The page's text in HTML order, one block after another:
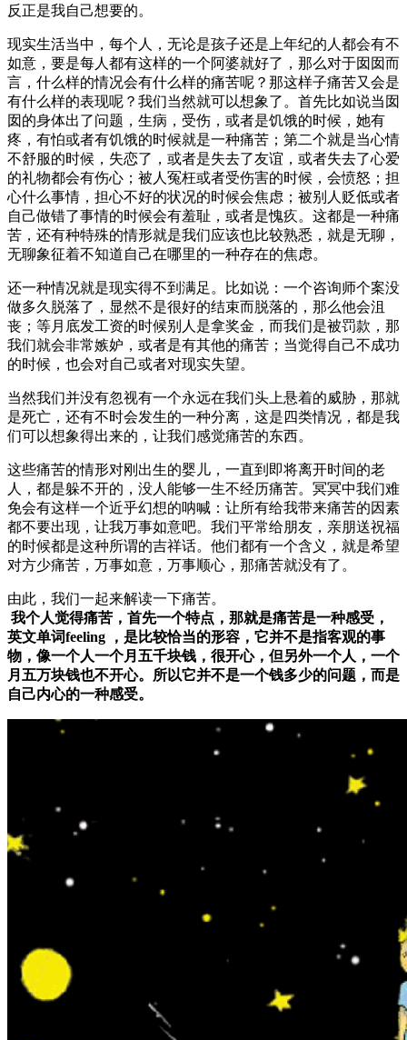
反正是我自己想要的。
现实生活当中，每个人，无论是孩子还是上年纪的人都会有不
如意，要是每人都有这样的一个阿婆就好了，那么对于囡囡而
言，什么样的情况会有什么样的痛苦呢？那这样子痛苦又会是
有什么样的表现呢？我们当然就可以想象了。首先比如说当囡
囡的身体出了问题，生病，受伤，或者是饥饿的时候，她有
疼，有怕或者有饥饿的时候就是一种痛苦；第二个就是当心情
不舒服的时候，失恋了，或者是失去了友谊，或者失去了心爱
的礼物都会有伤心；被人冤枉或者受伤害的时候，会愤怒；担
心什么事情，担心不好的状况的时候会焦虑；被别人贬低或者
自己做错了事情的时候会有羞耻，或者是愧疚。这都是一种痛
苦，还有种特殊的情形就是我们应该也比较熟悉，就是无聊，
无聊象征着不知道自己在哪里的一种存在的焦虑。
还一种情况就是现实得不到满足。比如说：一个咨询师个案没
做多久脱落了，显然不是很好的结束而脱落的，那么他会沮
丧；等月底发工资的时候别人是拿奖金，而我们是被罚款，那
我们就会非常嫉妒，或者是有其他的痛苦；当觉得自己不成功
的时候，也会对自己或者对现实失望。
当然我们并没有忽视有一个永远在我们头上悬着的威胁，那就
是死亡，还有不时会发生的一种分离，这是四类情况，都是我
们可以想象得出来的，让我们感觉痛苦的东西。
这些痛苦的情形对刚出生的婴儿，一直到即将离开时间的老
人，都是躲不开的，没人能够一生不经历痛苦。冥冥中我们难
免会有这样一个近乎幻想的呐喊：让所有给我带来痛苦的因素
都不要出现，让我万事如意吧。我们平常给朋友，亲朋送祝福
的时候都是这种所谓的吉祥话。他们都有一个含义，就是希望
对方少痛苦，万事如意，万事顺心，那痛苦就没有了。
由此，我们一起来解读一下痛苦。
我个人觉得痛苦，首先一个特点，那就是痛苦是一种感受，
英文单词feeling ，是比较恰当的形容，它并不是指客观的事
物，像一个人一个月五千块钱，很开心，但另外一个人，一个
月五万块钱也不开心。所以它并不是一个钱多少的问题，而是
自己内心的一种感受。